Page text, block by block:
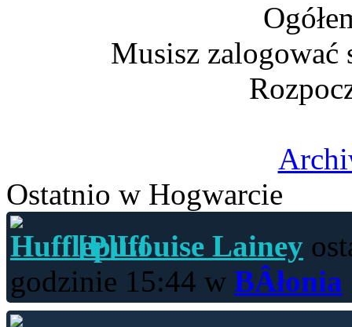
Musisz zalogować
Ostatnio w Hogwarcie
[P]Louise Lainey
godzinie 15:44 w BÂłonia